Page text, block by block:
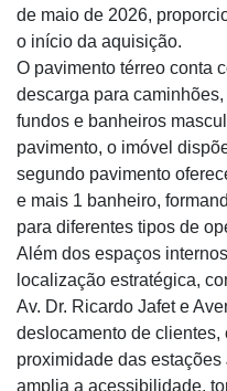
de maio de 2026,
o início da aquisição.
O pavimento térreo conta
descarga para
fundos e banheiros
pavimento, o imóvel
segundo pavimento
e mais 1 banheiro,
para diferentes tipos de
Além dos espaços
localização estratégica,
Av. Dr. Ricardo Jafet e
deslocamento de clientes,
proximidade das
amplia a acessibilidade,